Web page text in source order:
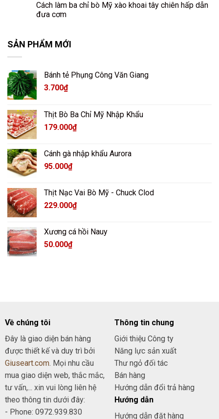
Cách làm ba chỉ bò Mỹ xào khoai tây chiên hấp dẫn
đưa cơm
SẢN PHẨM MỚI
Bánh tẻ Phụng Công Văn Giang
3.700₫
Thịt Bò Ba Chỉ Mỹ Nhập Khẩu
179.000₫
Cánh gà nhập khẩu Aurora
95.000₫
Thịt Nạc Vai Bò Mỹ - Chuck Clod
229.000₫
Xương cá hồi Nauy
50.000₫
Về chúng tôi
Đây là giao diện bán hàng
được thiết kế và duy trì bởi
Giuseart.com. Mọi nhu cầu
mua giao diện web, thắc mắc,
tư vấn,... xin vui lòng liên hệ
theo thông tin dưới đây:
- Phone: 0972.939.830
Thông tin chung
Giới thiệu Công ty
Năng lực sản xuất
Thư ngỏ đối tác
Bán hàng
Hướng dẫn đổi trả hàng
Hướng dẫn
Hướng dẫn đặt hàng